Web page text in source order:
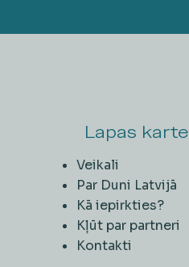
Lapas karte
Veikali
Par Duni Latvijā
Kā iepirkties?
Kļūt par partneri
Kontakti